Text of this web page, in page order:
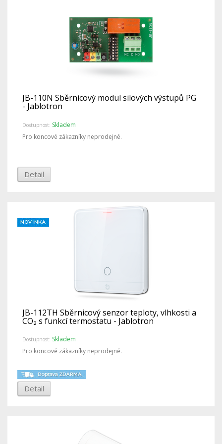
JB-110N Sběrnicový modul silových výstupů PG
- Jablotron
Dostupnost: Skladem
Pro koncové zákazníky neprodejné.
Detail
JB-112TH Sběrnicový senzor teploty, vlhkosti a
CO₂ s funkcí termostatu - Jablotron
Dostupnost: Skladem
Pro koncové zákazníky neprodejné.
Detail